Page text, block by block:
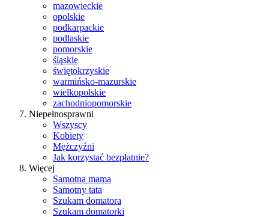
mazowieckie
opolskie
podkarpackie
podlaskie
pomorskie
śląskie
świętokrzyskie
warmińsko-mazurskie
wielkopolskie
zachodniopomorskie
Niepełnosprawni
Wszyscy
Kobiety
Mężczyźni
Jak korzystać bezpłatnie?
Więcej
Samotna mama
Samotny tata
Szukam domatora
Szukam domatorki